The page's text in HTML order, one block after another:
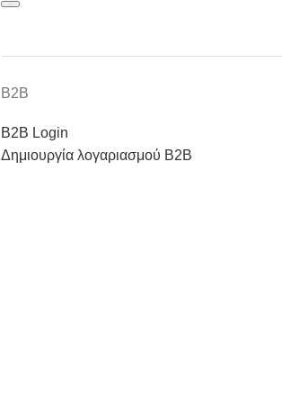
Β2Β
Β2Β Login
Δημιουργία λογαριασμού Β2Β